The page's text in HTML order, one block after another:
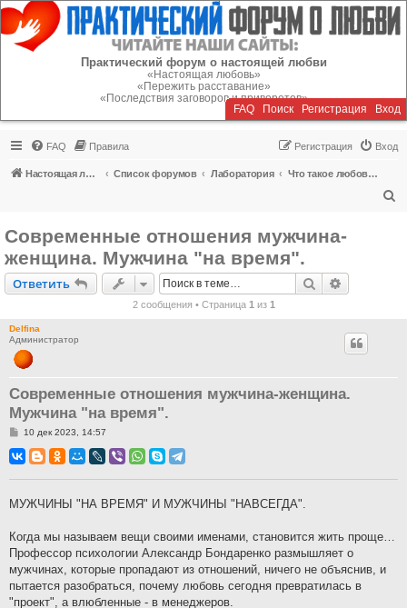
Регистрация
Практический форум о настоящей любви
«Настоящая любовь»
«Пережить расставание»
«Последствия заговоров и приворотов»
FAQ Поиск Регистрация Вход
FAQ Правила Вход
Регистрация
Настоящая любовь Список форумов Лаборатория
Что такое любовь и как ее сохранить?
Современные отношения мужчина-
женщина. Мужчина "на время".
Ответить
Ответить Поиск
2 сообщения • Страница 1 из 1
Delfina
Администратор
Современные отношения мужчина-женщина.
Мужчина "на время".
С
о
б
и
10 дек 2023, 14:57
МУЖЧИНЫ "НА ВРЕМЯ" И МУЖЧИНЫ "НАВСЕГДА".
Когда мы называем вещи своими именами, становится жить проще…
Профессор психологии Александр Бондаренко размышляет о
мужчинах, которые пропадают из отношений, ничего не объяснив, и
пытается разобраться, почему любовь сегодня превратилась в
"проект", а влюбленные - в менеджеров.